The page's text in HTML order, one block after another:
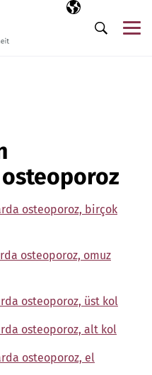
Seçili dil
TR
Arama
osteoporoz, birçok
osteoporoz, omuz
osteoporoz, üst kol
osteoporoz, alt kol
osteoporoz, el